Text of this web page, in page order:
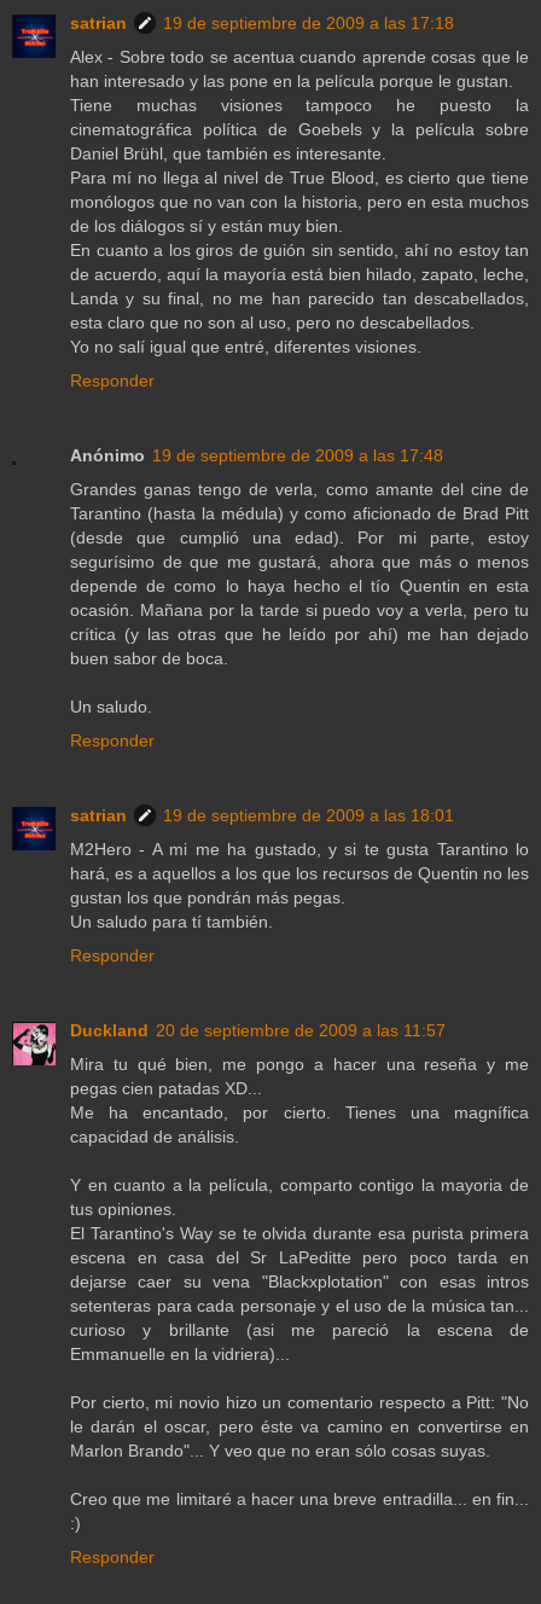
satrian
19 de septiembre de 2009 a las 17:18
Alex - Sobre todo se acentua cuando aprende cosas que le
han interesado y las pone en la película porque le gustan.
Tiene muchas visiones tampoco he puesto la
cinematográfica política de Goebels y la película sobre
Daniel Brühl, que también es interesante.
Para mí no llega al nivel de True Blood, es cierto que tiene
monólogos que no van con la historia, pero en esta muchos
de los diálogos sí y están muy bien.
En cuanto a los giros de guión sin sentido, ahí no estoy tan
de acuerdo, aquí la mayoría está bien hilado, zapato, leche,
Landa y su final, no me han parecido tan descabellados,
esta claro que no son al uso, pero no descabellados.
Yo no salí igual que entré, diferentes visiones.
Responder
Anónimo 19 de septiembre de 2009 a las 17:48
Grandes ganas tengo de verla, como amante del cine de
Tarantino (hasta la médula) y como aficionado de Brad Pitt
(desde que cumplió una edad). Por mi parte, estoy
segurísimo de que me gustará, ahora que más o menos
depende de como lo haya hecho el tío Quentin en esta
ocasión. Mañana por la tarde si puedo voy a verla, pero tu
crítica (y las otras que he leído por ahí) me han dejado
buen sabor de boca.
Un saludo.
Responder
satrian
19 de septiembre de 2009 a las 18:01
M2Hero - A mi me ha gustado, y si te gusta Tarantino lo
hará, es a aquellos a los que los recursos de Quentin no les
gustan los que pondrán más pegas.
Un saludo para tí también.
Responder
Duckland 20 de septiembre de 2009 a las 11:57
Mira tu qué bien, me pongo a hacer una reseña y me
pegas cien patadas XD...
Me ha encantado, por cierto. Tienes una magnífica
capacidad de análisis.
Y en cuanto a la película, comparto contigo la mayoria de
tus opiniones.
El Tarantino's Way se te olvida durante esa purista primera
escena en casa del Sr LaPeditte pero poco tarda en
dejarse caer su vena "Blackxplotation" con esas intros
setenteras para cada personaje y el uso de la música tan...
curioso y brillante (asi me pareció la escena de
Emmanuelle en la vidriera)...
Por cierto, mi novio hizo un comentario respecto a Pitt: "No
le darán el oscar, pero éste va camino en convertirse en
Marlon Brando"... Y veo que no eran sólo cosas suyas.
Creo que me limitaré a hacer una breve entradilla... en fin...
:)
Responder